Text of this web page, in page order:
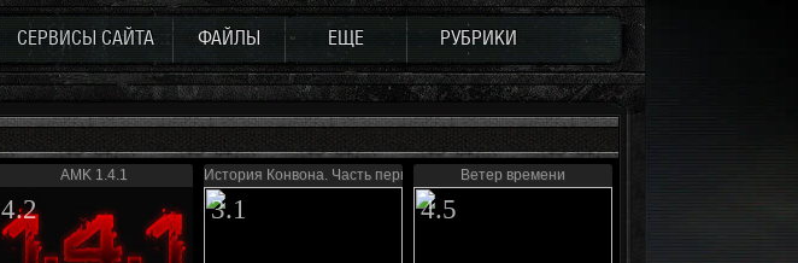
СЕРВИСЫ САЙТА ФАЙЛЫ ЕЩЕ РУБРИКИ
AMK 1.4.1
4.2
История Конвона. Часть первая
3.1
Ветер времени
4.5